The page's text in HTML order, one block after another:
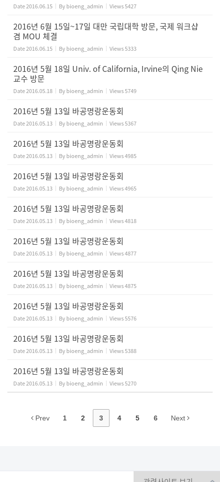
Date2016.06.15 Bybioeng_admin Views5427
2016년 6월 15일~17일 대만 국립대학 방문, 국제 워크샵
겸 MOU 체결
Date2016.06.15 Bybioeng_admin Views5333
2016년 5월 18일 Univ. of California, Irvine의 Qing Nie
교수 방문
Date2016.05.18 Bybioeng_admin Views5749
2016년 5월 13일 바공명랑운동회
Date2016.05.13 Bybioeng_admin Views5367
2016년 5월 13일 바공명랑운동회
Date2016.05.13 Bybioeng_admin Views4985
2016년 5월 13일 바공명랑운동회
Date2016.05.13 Bybioeng_admin Views4965
2016년 5월 13일 바공명랑운동회
Date2016.05.13 Bybioeng_admin Views4818
2016년 5월 13일 바공명랑운동회
Date2016.05.13 Bybioeng_admin Views4877
2016년 5월 13일 바공명랑운동회
Date2016.05.13 Bybioeng_admin Views4875
2016년 5월 13일 바공명랑운동회
Date2016.05.13 Bybioeng_admin Views5576
2016년 5월 13일 바공명랑운동회
Date2016.05.13 Bybioeng_admin Views5388
2016년 5월 13일 바공명랑운동회
Date2016.05.13 Bybioeng_admin Views5270
Prev 1 2 3 4 5 6 Next